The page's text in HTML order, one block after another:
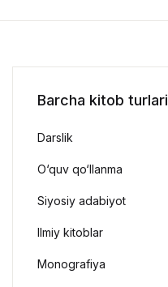
Barcha kitob turlari
Darslik
O‘quv qo‘llanma
Siyosiy adabiyot
Ilmiy kitoblar
Monografiya